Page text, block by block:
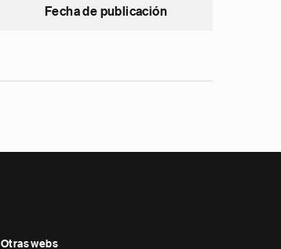
Fecha de publicación
Otras webs